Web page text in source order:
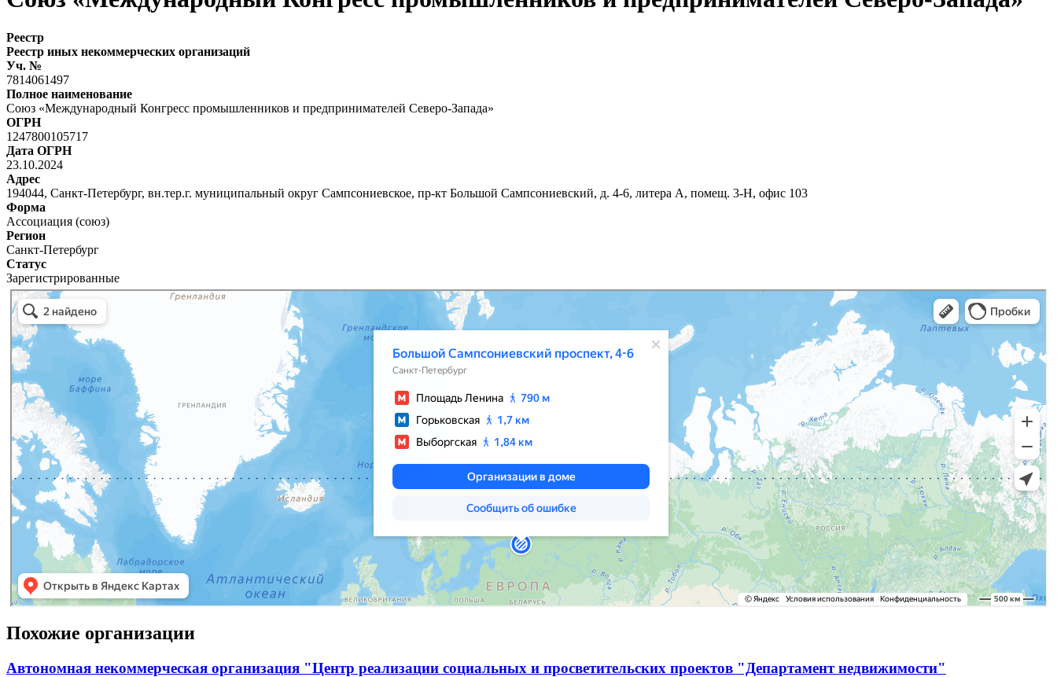
Реестр
Реестр иных некоммерческих организаций
Уч. №
7814061497
Полное наименование
Союз «Международный Конгресс промышленников и предпринимателей Северо-Запада»
ОГРН
1247800105717
Дата ОГРН
23.10.2024
Адрес
194044, Санкт-Петербург, вн.тер.г. муниципальный округ Сампсониевское, пр-кт Большой Сампсониевский, д. 4-6, литера А, помещ. 3-Н, офис 103
Форма
Ассоциация (союз)
Регион
Санкт-Петербург
Статус
Зарегистрированные
Похожие организации
Автономная некоммерческая организация "Центр реализации социальных и просветительских проектов "Департамент недвижимости"